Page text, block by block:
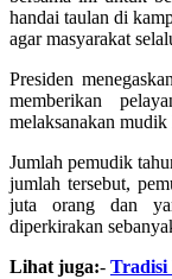
handai taulan di
agar masyarakat
Presiden
memberikan
melaksanakan
Jumlah pemudik
jumlah tersebut,
juta orang dan
diperkirakan
Lihat juga:-